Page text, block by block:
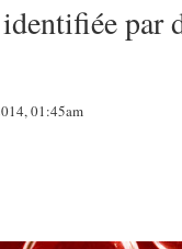
par
01:45am